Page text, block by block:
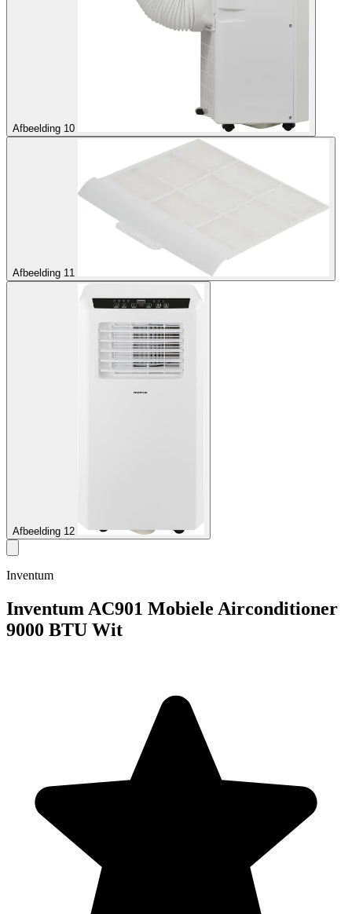
Afbeelding 10
Afbeelding 11
Afbeelding 12
Inventum
Inventum AC901 Mobiele Airconditioner
9000 BTU Wit